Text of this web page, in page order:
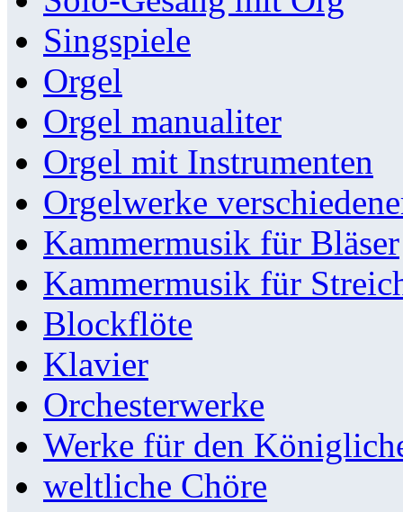
Singspiele
Orgel
Orgel manualiter
Orgel mit Instrumenten
Orgelwerke
Kammermusik für Bläser
Kammermusik für
Blockflöte
Klavier
Orchesterwerke
Werke für den
weltliche Chöre